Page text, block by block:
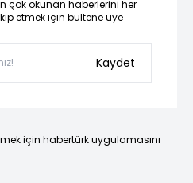
çok okunan haberlerini her
etmek için bültene üye
Kaydet
için habertürk uygulamasını